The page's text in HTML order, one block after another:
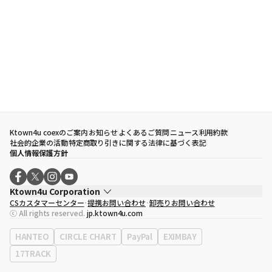
Ktown4u coexのご案内お知らせよくあるご質問ニュース利用約款
社会的企業の活動特定商取り引きに関する法律に基づく表記
個人情報保護方針
Ktown4u Corporation
代表取締役
ソン・ヒョミン
事業者登録番号120-87-71116
eContext
0120-23-7523
事務所住所
ソウル特別市江南区永東大路513、3階(三成洞、coex)
CSカスタマーセンター 提携お問い合わせ 卸売りお問い合わせ
ⓒ All rights reserved. jp.ktown4u.com
HANTEO CIRCLE CHART PayPal
EXIMBAY
17TRACK